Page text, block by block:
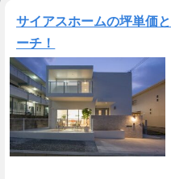
サイアスホームの坪単価
ーチ！